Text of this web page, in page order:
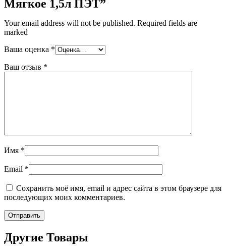
Мягкое 1,5л ПЭТ”
Your email address will not be published. Required fields are
marked
Ваша оценка *
Ваш отзыв *
Имя *
Email *
Сохранить моё имя, email и адрес сайта в этом браузере для
последующих моих комментариев.
Другие Товары